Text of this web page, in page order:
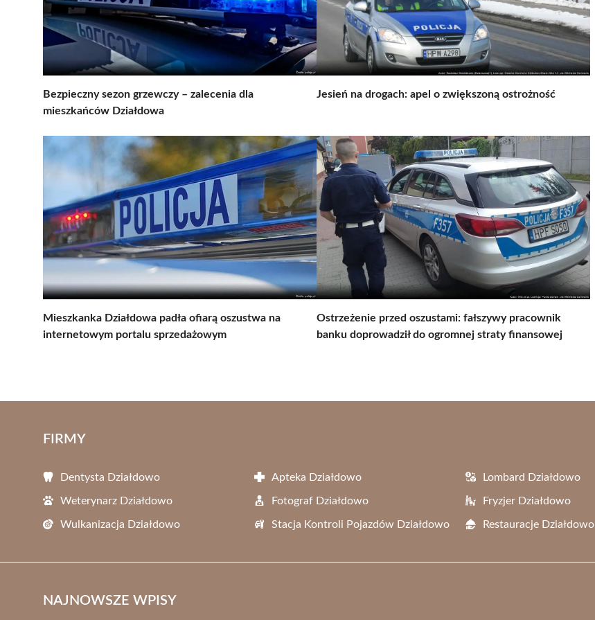
Bezpieczny sezon grzewczy – zalecenia dla
mieszkańców Działdowa
Jesień na drogach: apel o zwiększoną ostrożność
Mieszkanka Działdowa padła ofiarą oszustwa na
internetowym portalu sprzedażowym
Ostrzeżenie przed oszustami: fałszywy pracownik
banku doprowadził do ogromnej straty finansowej
FIRMY
Dentysta Działdowo Apteka Działdowo Lombard Działdowo
Weterynarz Działdowo Fotograf Działdowo Fryzjer Działdowo
Wulkanizacja Działdowo Stacja Kontroli Pojazdów Działdowo Restauracje Działdowo
NAJNOWSZE WPISY